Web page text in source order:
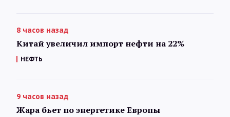
8 часов назад
Китай увеличил импорт нефти на 22%
НЕФТЬ
9 часов назад
Жара бьет по энергетике Европы